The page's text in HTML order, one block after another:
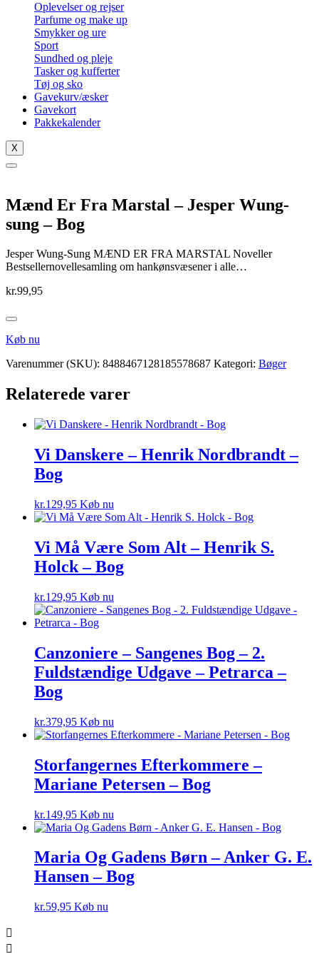
Oplevelser og rejser
Parfume og make up
Smykker og ure
Sport
Sundhed og pleje
Tasker og kufferter
Tøj og sko
Gavekurv/æsker
Gavekort
Pakkekalender
X
Mænd Er Fra Marstal – Jesper Wung-
sung – Bog
Jesper Wung-Sung MÆND ER FRA MARSTAL Noveller
Bestsellernovellesamling om hankønsvæsener i alle…
kr.99,95
Køb nu
Varenummer (SKU): 8488467128185578687 Kategori: Bøger
Relaterede varer
Vi Danskere – Henrik Nordbrandt –
Bog
kr.129,95 Køb nu
Vi Må Være Som Alt – Henrik S.
Holck – Bog
kr.129,95 Køb nu
Canzoniere – Sangenes Bog – 2.
Fuldstændige Udgave – Petrarca –
Bog
kr.379,95 Køb nu
Storfangernes Efterkommere –
Mariane Petersen – Bog
kr.149,95 Køb nu
Maria Og Gadens Børn – Anker G. E.
Hansen – Bog
kr.59,95 Køb nu